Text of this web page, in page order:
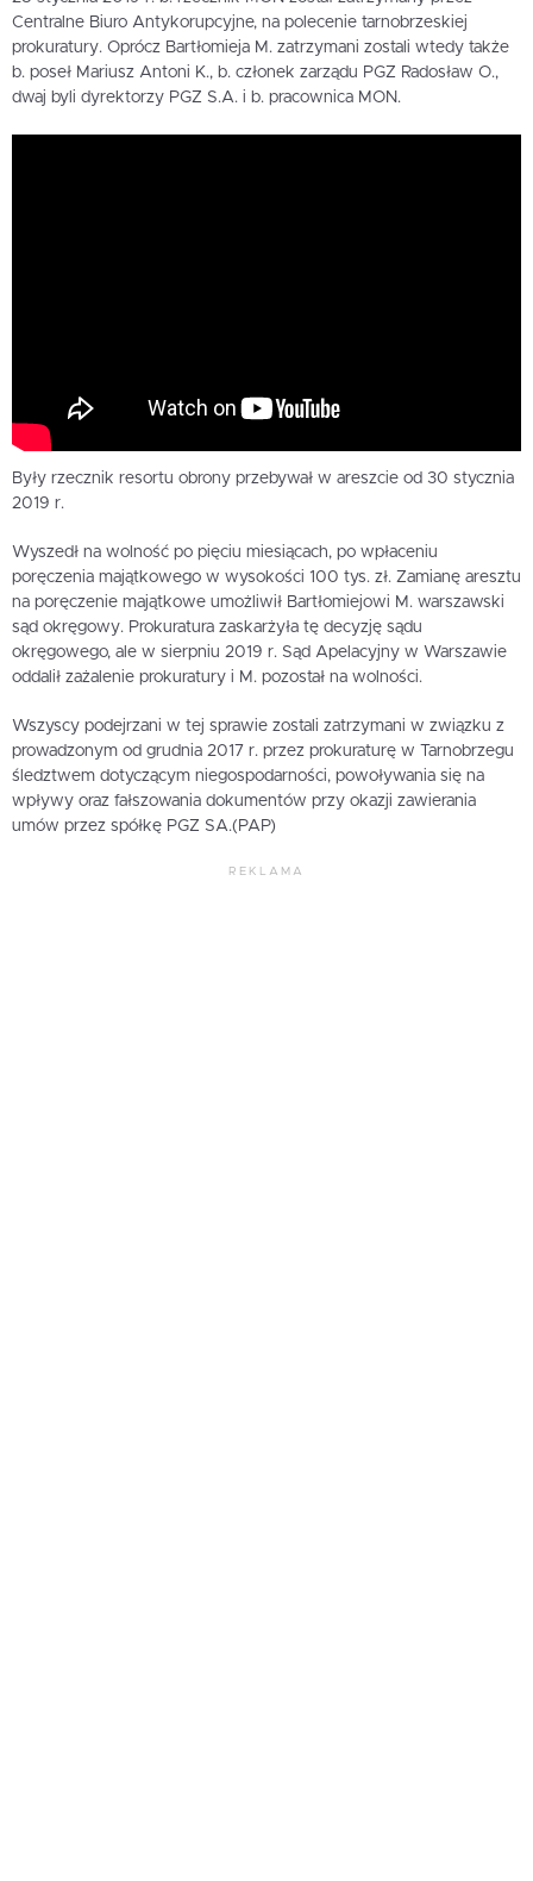
Centralne Biuro Antykorupcyjne, na polecenie tarnobrzeskiej
prokuratury. Oprócz Bartłomieja M. zatrzymani zostali wtedy także
b. poseł Mariusz Antoni K., b. członek zarządu PGZ Radosław O.,
dwaj byli dyrektorzy PGZ S.A. i b. pracownica MON.
Były rzecznik resortu obrony przebywał w areszcie od 30 stycznia
2019 r.
Wyszedł na wolność po pięciu miesiącach, po wpłaceniu
poręczenia majątkowego w wysokości 100 tys. zł. Zamianę aresztu
na poręczenie majątkowe umożliwił Bartłomiejowi M. warszawski
sąd okręgowy. Prokuratura zaskarżyła tę decyzję sądu
okręgowego, ale w sierpniu 2019 r. Sąd Apelacyjny w Warszawie
oddalił zażalenie prokuratury i M. pozostał na wolności.
Wszyscy podejrzani w tej sprawie zostali zatrzymani w związku z
prowadzonym od grudnia 2017 r. przez prokuraturę w Tarnobrzegu
śledztwem dotyczącym niegospodarności, powoływania się na
wpływy oraz fałszowania dokumentów przy okazji zawierania
umów przez spółkę PGZ SA.(PAP)
REKLAMA